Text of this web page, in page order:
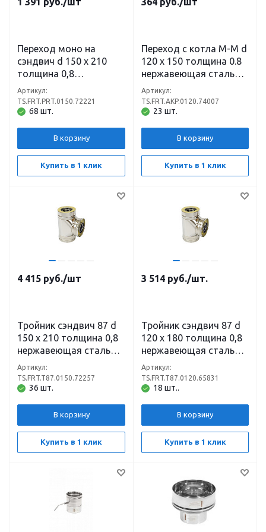
Переход моно на
сэндвич d 150 х 210
толщина 0,8
нержавеющая сталь
(430) х 0,5
нержавеющая сталь
68 шт.
Артикул:
TS.FRT.PRT.0150.72221
В корзину
Купить в 1 клик
Переход с котла М-М d
120 х 150 толщина 0.8
нержавеющая сталь
(430)
23 шт.
Артикул:
TS.FRT.AKP.0120.74007
В корзину
Купить в 1 клик
4 415 руб./шт
Тройник сэндвич 87 d
150 х 210 толщина 0,8
нержавеющая сталь
(430) х 0,5
нержавеющая сталь
(430)36 шт.
Артикул:
TS.FRT.T87.0150.72257
В корзину
Купить в 1 клик
3 514 руб./шт.
Тройник сэндвич 87 d
120 х 180 толщина 0,8
нержавеющая сталь
(430) х 0,5
нержавеющая сталь
(430)18 шт..
Артикул:
TS.FRT.T87.0120.65831
В корзину
Купить в 1 клик